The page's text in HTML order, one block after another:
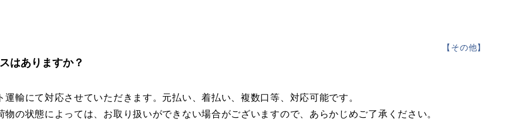
【 その他】
はありますか？
運輸にて対応させていただきます。元払い、着払い、複数口等、対応可能です。
物の状態によっては、お取り扱いができない場合がございますので、あらかじめご了承ください。